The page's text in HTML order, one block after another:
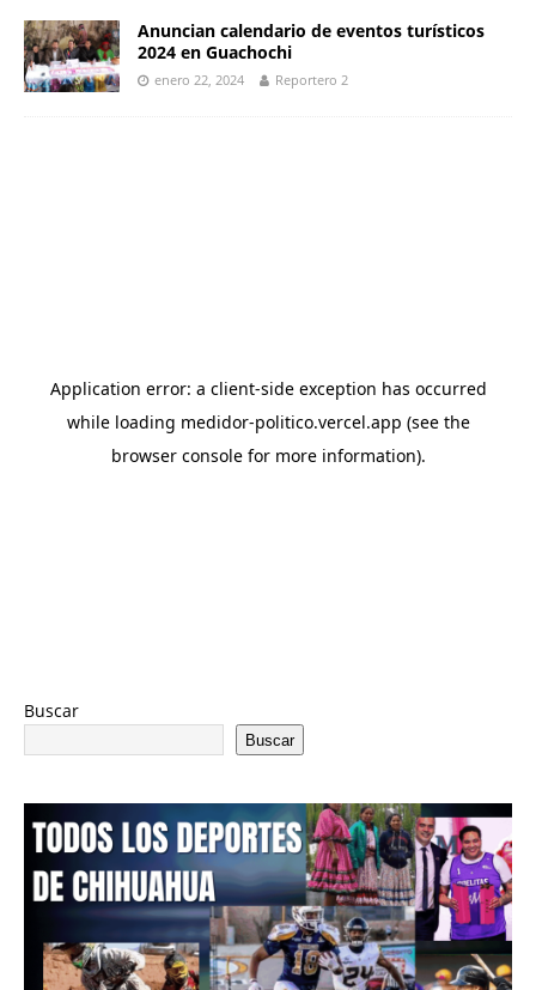
Anuncian calendario de eventos turísticos
2024 en Guachochi
enero 22, 2024 Reportero 2
Buscar
Buscar